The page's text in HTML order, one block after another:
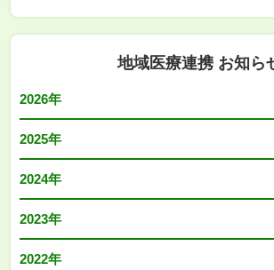
地域医療連携 お知ら
2026年
2025年
2024年
2023年
2022年